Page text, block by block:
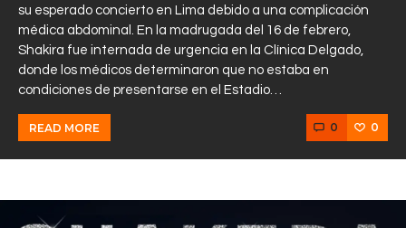
su esperado concierto en Lima debido a una complicación
médica abdominal. En la madrugada del 16 de febrero,
Shakira fue internada de urgencia en la Clínica Delgado,
donde los médicos determinaron que no estaba en
condiciones de presentarse en el Estadio…
READ MORE 0 0